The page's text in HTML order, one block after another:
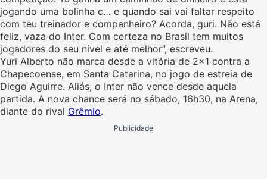
jogando uma bolinha c… e quando sai vai faltar respeito
com teu treinador e companheiro? Acorda, guri. Não está
feliz, vaza do Inter. Com certeza no Brasil tem muitos
jogadores do seu nível e até melhor”, escreveu.
Yuri Alberto não marca desde a vitória de 2×1 contra a
Chapecoense, em Santa Catarina, no jogo de estreia de
Diego Aguirre. Aliás, o Inter não vence desde aquela
partida. A nova chance será no sábado, 16h30, na Arena,
diante do rival Grêmio.
Publicidade